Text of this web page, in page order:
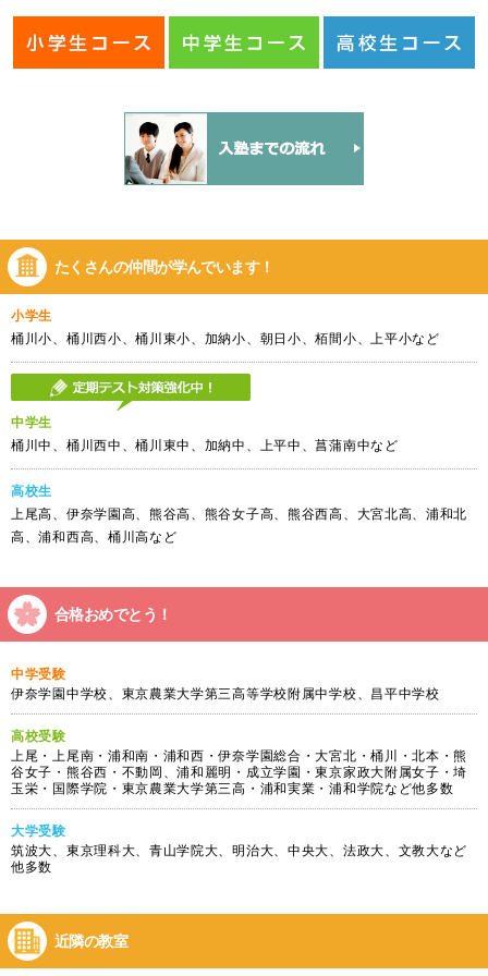
たくさんの仲間が学んでいます！
小学生
桶川小、桶川西小、桶川東小、加納小、朝日小、栢間小、上平小など
中学生
桶川中、桶川西中、桶川東中、加納中、上平中、菖蒲南中など
高校生
上尾高、伊奈学園高、熊谷高、熊谷女子高、熊谷西高、大宮北高、浦和北
高、浦和西高、桶川高など
合格おめでとう！
中学受験
伊奈学園中学校、東京農業大学第三高等学校附属中学校、昌平中学校
高校受験
上尾・上尾南・浦和南・浦和西・伊奈学園総合・大宮北・桶川・北本・熊
谷女子・熊谷西・不動岡、浦和麗明・成立学園・東京家政大附属女子・埼
玉栄・国際学院・東京農業大学第三高・浦和実業・浦和学院など他多数
大学受験
筑波大、東京理科大、青山学院大、明治大、中央大、法政大、文教大など
他多数
近隣の教室